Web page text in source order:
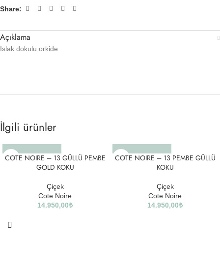
Share:
Açıklama
Islak dokulu orkide
İlgili ürünler
COTE NOIRE – 13 GÜLLÜ PEMBE
GOLD KOKU
Çiçek
Cote Noire
14.950,00₺
COTE NOIRE – 13 PEMBE GÜLLÜ
KOKU
Çiçek
Cote Noire
14.950,00₺